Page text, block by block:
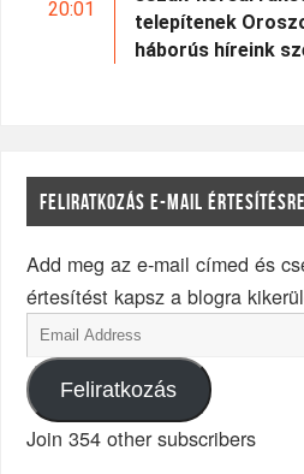
20:01
telepítenek
háborús híreink
FELIRATKOZÁS E-MAIL ÉRTESÍTÉSRE
Add meg az e-mail címed és
értesítést kapsz a blogra
Feliratkozás
Join 354 other subscribers